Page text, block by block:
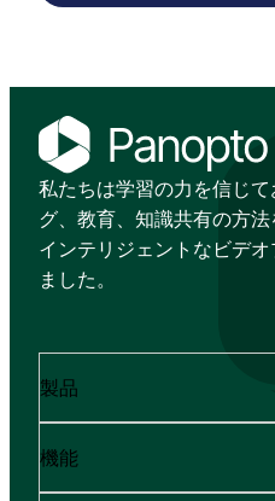
私たちは学習の力を信じ
グ、教育、知識共有の方
インテリジェントなビデ
ました。
製品
機能